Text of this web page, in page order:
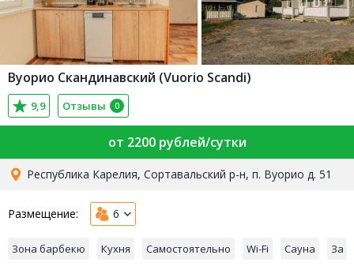
Вуорио Скандинавский (Vuorio Scandi)
9,9 Отзывы 0
от 2200 рублей/сутки
Республика Карелия, Сортавальский р-н, п. Вуорио д. 51
Размещение: 6
Зона барбекю Кухня Самостоятельно Wi-Fi Сауна За